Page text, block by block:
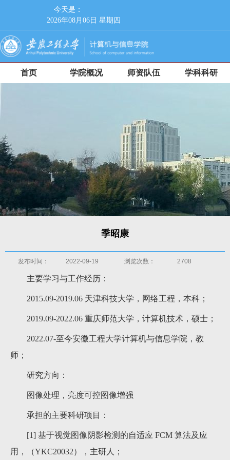
今天是：
2026年08月06日 星期四
首页 学院概况 师资队伍 学科科研
季昭康
发布时间： 2022-09-19 浏览次数： 2708
主要学习与工作经历：
2015.09-2019.06 天津科技大学，网络工程，本科；
2019.09-2022.06 重庆师范大学，计算机技术，硕士；
2022.07-至今安徽工程大学计算机与信息学院，教
师；
研究方向：
图像处理，亮度可控图像增强
承担的主要科研项目：
[1] 基于视觉图像阴影检测的自适应 FCM 算法及应
用，（YKC20032），主研人；